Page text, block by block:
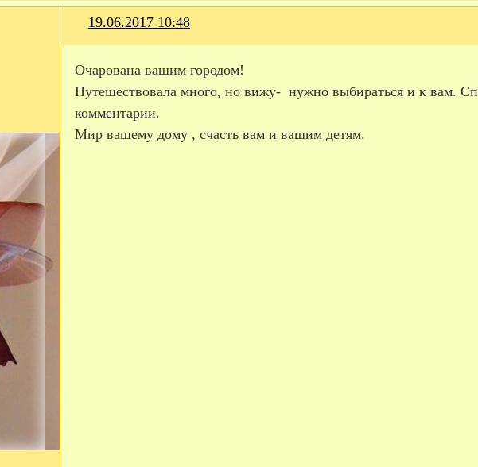
19.06.2017 10:48
Очарована вашим городом!
Путешествовала много, но вижу- нужно выбираться и к вам.
комментарии.
Мир вашему дому , счасть вам и вашим детям.